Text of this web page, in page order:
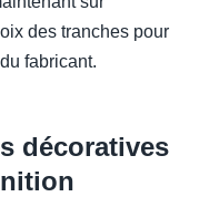
des tranches pour
fabricant.
décoratives